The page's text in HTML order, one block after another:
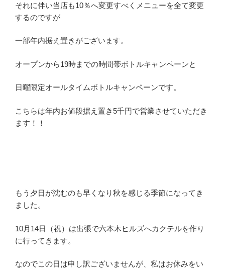
それに伴い当店も10％へ変更すべくメニューを全て変更
するのですが
一部年内据え置きがございます。
オープンから19時までの時間帯ボトルキャンペーンと
日曜限定オールタイムボトルキャンペーンです。
こちらは年内お値段据え置き5千円で営業させていただき
ます！！
もう夕日が沈むのも早くなり秋を感じる季節になってき
ました。
10月14日（祝）は出張で六本木ヒルズへカクテルを作り
に行ってきます。
なのでこの日は申し訳ございませんが、私はお休みをい